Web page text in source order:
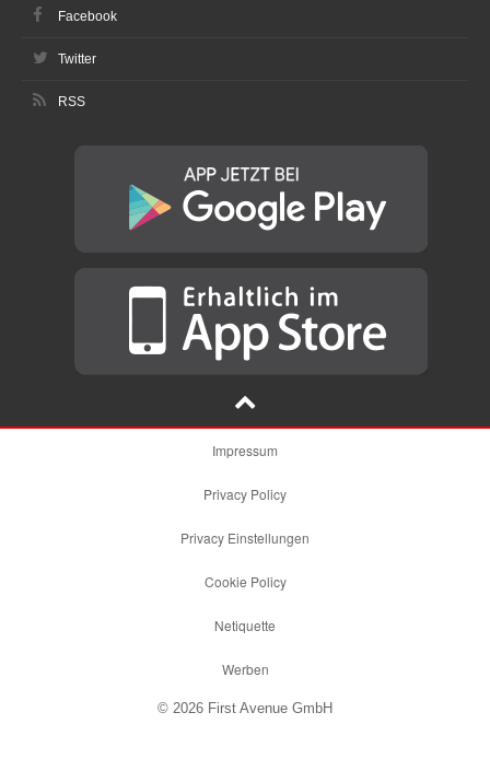
Facebook
Twitter
RSS
Impressum
Privacy Policy
Privacy Einstellungen
Cookie Policy
Netiquette
Werben
© 2026 First Avenue GmbH